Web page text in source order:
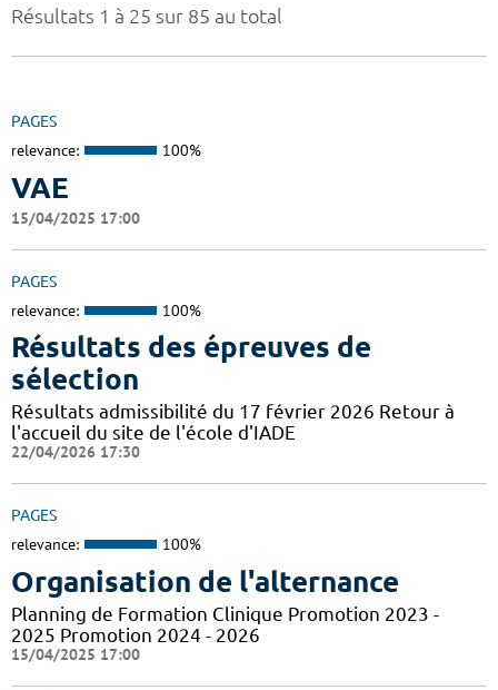
Résultats 1 à 25 sur 85 au total
PAGES
relevance: 100%
VAE
15/04/2025 17:00
PAGES
relevance: 100%
Résultats des épreuves de
sélection
Résultats admissibilité du 17 février 2026 Retour à
l'accueil du site de l'école d'IADE
22/04/2026 17:30
PAGES
relevance: 100%
Organisation de l'alternance
Planning de Formation Clinique Promotion 2023 -
2025 Promotion 2024 - 2026
15/04/2025 17:00